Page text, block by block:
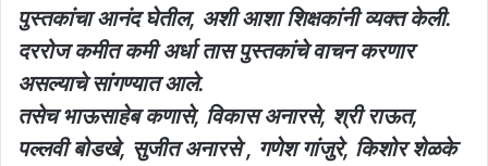
पुस्तकांचा आनंद घेतील, अशी आशा शिक्षकांनी व्यक्त केली.
दररोज कमीत कमी अर्धा तास पुस्तकांचे वाचन करणार
असल्याचे सांगण्यात आले.
तसेच भाऊसाहेब कणासे, विकास अनारसे, श्री राऊत,
पल्लवी बोडखे, सुजीत अनारसे , गणेश गांजुरे, किशोर शेळके